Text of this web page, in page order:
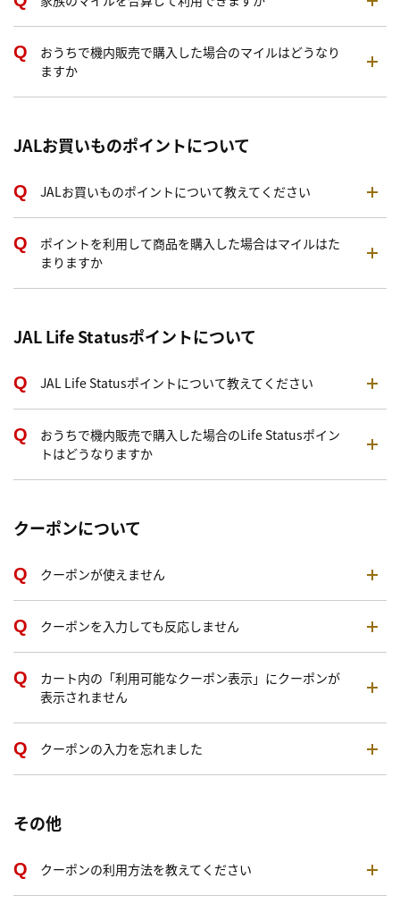
おうちで機内販売で購入した場合のマイルはどうなり
ますか
JALお買いものポイントについて
JALお買いものポイントについて教えてください
ポイントを利用して商品を購入した場合はマイルはた
まりますか
JAL Life Statusポイントについて
JAL Life Statusポイントについて教えてください
おうちで機内販売で購入した場合のLife Statusポイン
トはどうなりますか
クーポンについて
クーポンが使えません
クーポンを入力しても反応しません
カート内の「利用可能なクーポン表示」にクーポンが
表示されません
クーポンの入力を忘れました
その他
クーポンの利用方法を教えてください